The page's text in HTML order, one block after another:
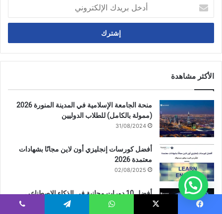
بريدك
الإلكتروني
الأكثر مشاهدة
منحة الجامعة الإسلامية في المدينة المنورة 2026
(ممولة بالكامل) للطلاب الدوليين
31/08/2024
أفضل كورسات إنجليزي أون لاين مجانًا بشهادات
معتمدة 2026
02/08/2025
أفضل 10 دورات مجانية في الذكاء الاصطناعي